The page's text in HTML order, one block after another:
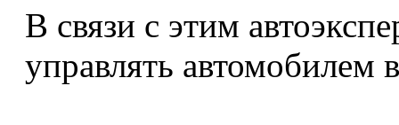
В связи с этим
управлять автомобилем